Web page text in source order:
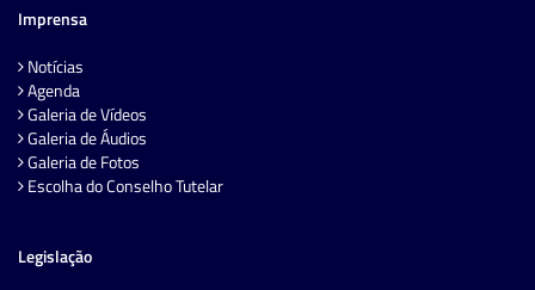
Imprensa
Notícias
Agenda
Galeria de Vídeos
Galeria de Áudios
Galeria de Fotos
Escolha do Conselho Tutelar
Legislação